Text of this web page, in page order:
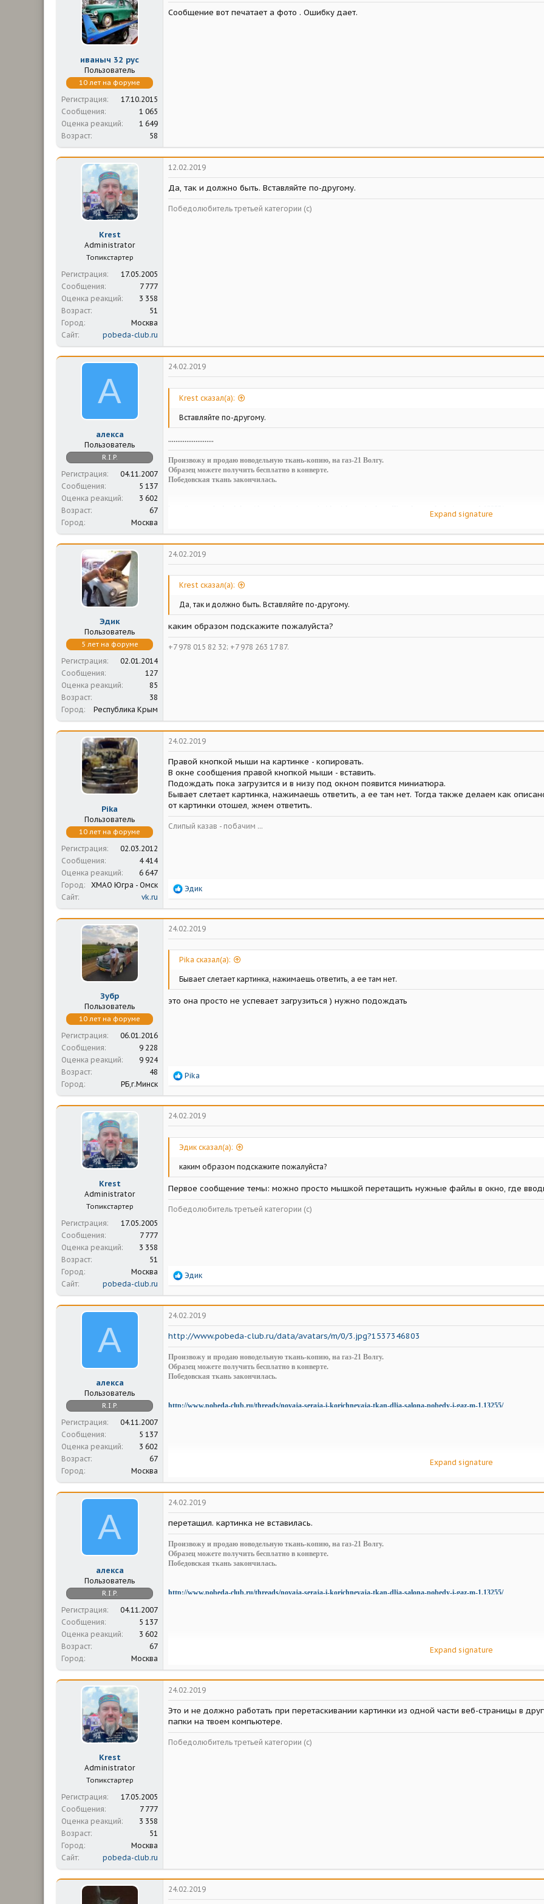
а
л
а
иваныч 32 рус
Пользователь
10 лет на форуме
Регистрация
17.10.2015
Сообщения
1 065
Оценка реакций
1 649
Возраст
58
Сообщение вот печатает а фото . Ошибку дает.
Krest
Administrator
Топикстартер
Регистрация
17.05.2005
Сообщения
7 777
Оценка реакций
3 358
Возраст
51
Город
Москва
Сайт
pobeda-club.ru
12.02.2019
Да, так и должно быть. Вставляйте по-другому.
Победолюбитель третьей категории (с)
А
алекса
Пользователь
R.I.P.
Регистрация
04.11.2007
Сообщения
5 137
Оценка реакций
3 602
Возраст
67
Город
Москва
24.02.2019
Krest сказал(а):
Вставляйте по-другому.
.........................
Expand signature
Произвожу и продаю новодельную ткань-копию, на газ-21 Волгу.
Образец можете получить бесплатно в конверте.
Победовская ткань закончилась.
Эдик
Пользователь
5 лет на форуме
Регистрация
02.01.2014
Сообщения
127
Оценка реакций
85
Возраст
38
Город
Республика Крым
24.02.2019
Krest сказал(а):
Да, так и должно быть. Вставляйте по-другому.
каким образом подскажите пожалуйста?
+7 978 015 82 32; +7 978 263 17 87.
Pika
Пользователь
10 лет на форуме
Регистрация
02.03.2012
Сообщения
4 414
Оценка реакций
6 647
Город
ХМАО Югра - Омск
Сайт
vk.ru
24.02.2019
Правой кнопкой мыши на картинке - копировать.
В окне сообщения правой кнопкой мыши - вставить.
Подождать пока загрузится и в низу под окном появится миниатюра.
Бывает слетает картинка, нажимаешь ответить, а ее там нет. Тогда также делаем как
от картинки отошел, жмем ответить.
Слипый казав - побачим ...
Р
а
к
ц
:
Эдик
Зубр
Пользователь
10 лет на форуме
Регистрация
06.01.2016
Сообщения
9 228
Оценка реакций
9 924
Возраст
48
Город
РБ,г.Минск
24.02.2019
Pika сказал(а):
Бывает слетает картинка, нажимаешь ответить, а ее там нет.
это она просто не успевает загрузиться ) нужно подождать
Р
а
к
ц
и
Pika
Krest
Administrator
Топикстартер
Регистрация
17.05.2005
Сообщения
7 777
Оценка реакций
3 358
Возраст
51
Город
Москва
Сайт
pobeda-club.ru
24.02.2019
Эдик сказал(а):
каким образом подскажите пожалуйста?
Первое сообщение темы: можно просто мышкой перетащить нужные файлы в окно, где
Победолюбитель третьей категории (с)
Р
а
к
ц
и
Эдик
А
алекса
Пользователь
R.I.P.
Регистрация
04.11.2007
Сообщения
5 137
Оценка реакций
3 602
Возраст
67
Город
Москва
24.02.2019
http://www.pobeda-club.ru/data/avatars/m/0/3.jpg?1537346803
Expand signature
Произвожу и продаю новодельную ткань-копию, на газ-21 Волгу.
Образец можете получить бесплатно в конверте.
Победовская ткань закончилась.
http://www.pobeda-club.ru/threads/novaja-seraja-i-korichnevaja-tkan-dlja-salona-pobedy-i-gaz-m-1.13255/
А
алекса
Пользователь
R.I.P.
Регистрация
04.11.2007
Сообщения
5 137
Оценка реакций
3 602
Возраст
67
Город
Москва
24.02.2019
перетащил. картинка не вставилась.
Expand signature
Произвожу и продаю новодельную ткань-копию, на газ-21 Волгу.
Образец можете получить бесплатно в конверте.
Победовская ткань закончилась.
http://www.pobeda-club.ru/threads/novaja-seraja-i-korichnevaja-tkan-dlja-salona-pobedy-i-gaz-m-1.13255/
Krest
Administrator
Топикстартер
Регистрация
17.05.2005
Сообщения
7 777
Оценка реакций
3 358
Возраст
51
Город
Москва
Сайт
pobeda-club.ru
24.02.2019
Это и не должно работать при перетаскивании картинки из одной части веб-страницы в
папки на твоем компьютере.
Победолюбитель третьей категории (с)
24.02.2019